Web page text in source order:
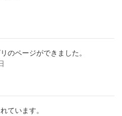
のページができました。
ています。